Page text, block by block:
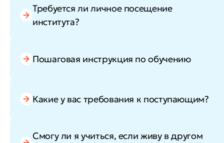
Требуется ли личное посещение
института?
Пошаговая инструкция по обучению
Какие у вас требования к поступающим?
Смогу ли я учиться, если живу в другом